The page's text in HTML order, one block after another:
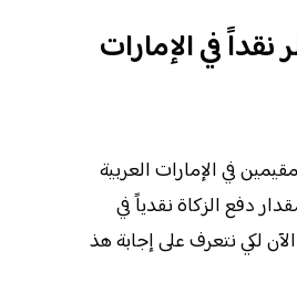
في الإمارات
في الإمارات العربية
دفع الزكاة نقدياً في
لكي نتعرف على إجابة هذ